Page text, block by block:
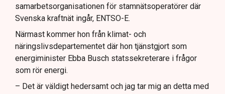
samarbetsorganisationen för stamnätsoperatörer där
Svenska kraftnät ingår, ENTSO-E.
Närmast kommer hon från klimat- och
näringslivsdepartementet där hon tjänstgjort som
energiminister Ebba Busch statssekreterare i frågor
som rör energi.
– Det är väldigt hedersamt och jag tar mig an detta med